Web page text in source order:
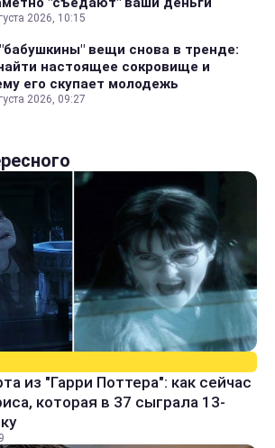
2026, 10:15
вещи снова в тренде:
настоящее сокровище и
его скупает молодежь
2026, 09:27
из "Гарри Поттера": как сейчас
которая в 37 сыграла 13-